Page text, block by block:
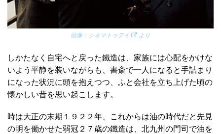
画像： シネマトゥデイ より
しかたなく自宅へと戻った鐵造は、家族には心配をかけな
いよう平静を装いながらも、書斎で一人になると手詰まり
になった状況に頭を抱えつつ、ふと会社を立ち上げた頃の
懐かしい昔を思い起こします。
時は大正の末期１９２２年、これからは油の時代だと先見
の明を働かせた弱冠２７歳の鐵造は、北九州の門司で油を